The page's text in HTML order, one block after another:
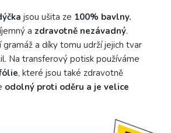
jsou ušita ze 100% bavlny.
a zdravotně nezávadný.
gramáž a díky tomu udrží jejich tvar
Na transferový potisk používáme
, které jsou také zdravotně
odolný proti oděru a je velice